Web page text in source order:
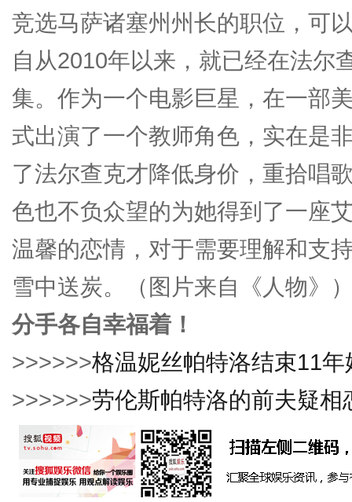
竞选马萨诸塞州州长的职位，可
自从2010年以来，就已经在法尔
集。作为一个电影巨星，在一部
式出演了一个教师角色，实在是
了法尔查克才降低身价，重拾唱
色也不负众望的为她得到了一座
温馨的恋情，对于需要理解和支
雪中送炭。（图片来自《人物》
分手各自幸福着！
>>>>>>格温妮丝帕特洛结束11
>>>>>>劳伦斯帕特洛的前夫疑相